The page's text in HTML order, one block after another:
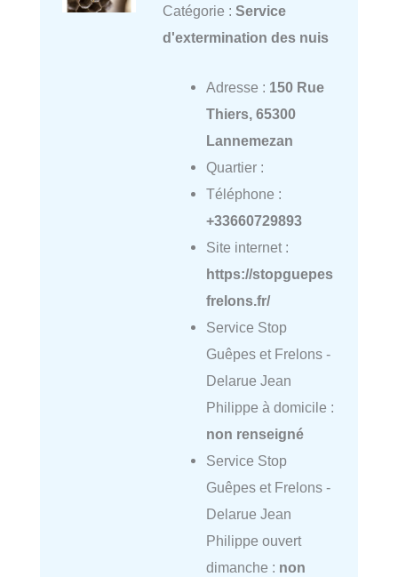
Catégorie : Service
d'extermination des nuis
Adresse : 150 Rue
Thiers, 65300
Lannemezan
Quartier :
Téléphone :
+33660729893
Site internet :
https://stopguepes
frelons.fr/
Service Stop
Guêpes et Frelons -
Delarue Jean
Philippe à domicile :
non renseigné
Service Stop
Guêpes et Frelons -
Delarue Jean
Philippe ouvert
dimanche : non